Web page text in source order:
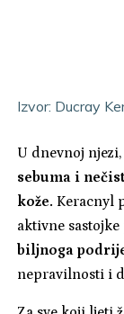
Izvor: Ducray
U dnevnoj
sebuma i
kože. Keracnyl
aktivne
biljnoga
nepravilnosti i